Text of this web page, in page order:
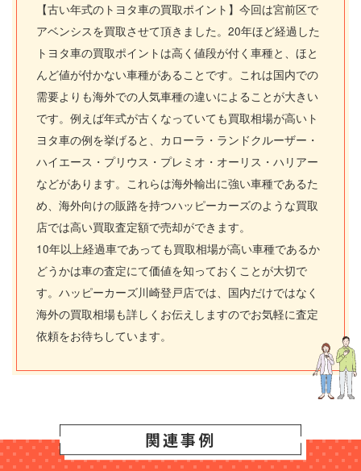
【古い年式のトヨタ車の買取ポイント】今回は宮前区で
アベンシスを買取させて頂きました。20年ほど経過した
トヨタ車の買取ポイントは高く値段が付く車種と、ほと
んど値が付かない車種があることです。これは国内での
需要よりも海外での人気車種の違いによることが大きい
です。例えば年式が古くなっていても買取相場が高いト
ヨタ車の例を挙げると、カローラ・ランドクルーザー・
ハイエース・プリウス・プレミオ・オーリス・ハリアー
などがあります。これらは海外輸出に強い車種であるた
め、海外向けの販路を持つハッピーカーズのような買取
店では高い買取査定額で売却ができます。
10年以上経過車であっても買取相場が高い車種であるか
どうかは車の査定にて価値を知っておくことが大切で
す。ハッピーカーズ川崎登戸店では、国内だけではなく
海外の買取相場も詳しくお伝えしますのでお気軽に査定
依頼をお待ちしています。
関連事例